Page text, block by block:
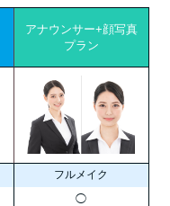
アナウンサー+顔写真
プラン
フルメイク
◯